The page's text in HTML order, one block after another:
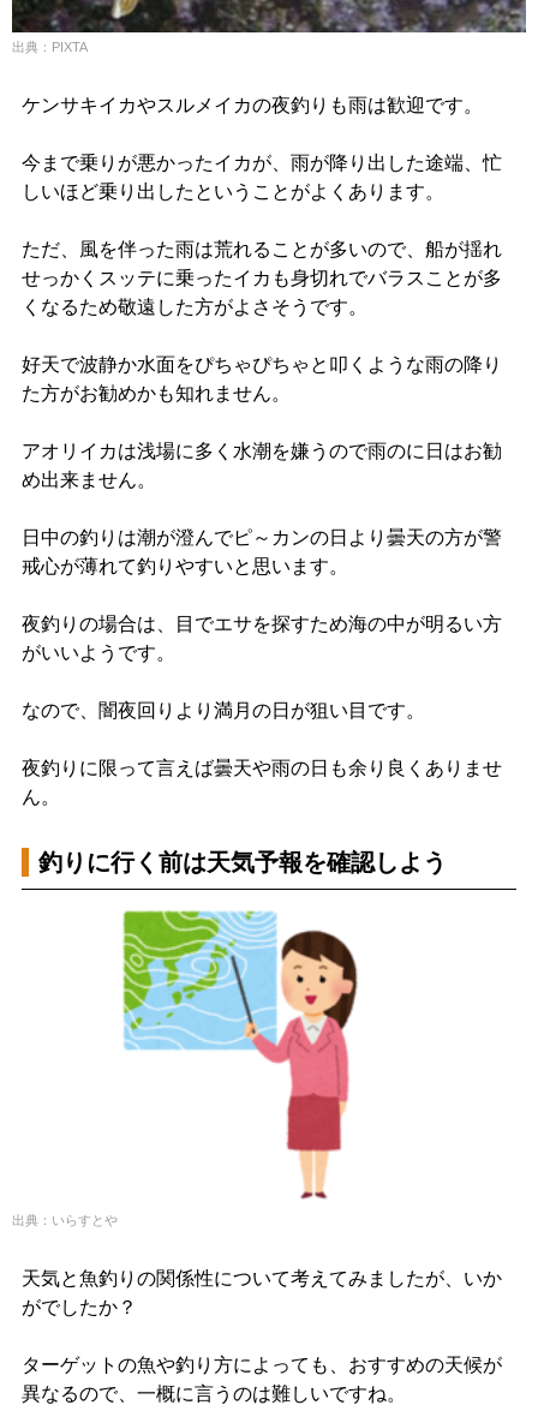
出典：PIXTA
ケンサキイカやスルメイカの夜釣りも雨は歓迎です。
今まで乗りが悪かったイカが、雨が降り出した途端、忙
しいほど乗り出したということがよくあります。
ただ、風を伴った雨は荒れることが多いので、船が揺れ
せっかくスッテに乗ったイカも身切れでバラスことが多
くなるため敬遠した方がよさそうです。
好天で波静か水面をぴちゃぴちゃと叩くような雨の降り
た方がお勧めかも知れません。
アオリイカは浅場に多く水潮を嫌うので雨のに日はお勧
め出来ません。
日中の釣りは潮が澄んでピ～カンの日より曇天の方が警
戒心が薄れて釣りやすいと思います。
夜釣りの場合は、目でエサを探すため海の中が明るい方
がいいようです。
なので、闇夜回りより満月の日が狙い目です。
夜釣りに限って言えば曇天や雨の日も余り良くありませ
ん。
釣りに行く前は天気予報を確認しよう
出典：いらすとや
天気と魚釣りの関係性について考えてみましたが、いか
がでしたか？
ターゲットの魚や釣り方によっても、おすすめの天候が
異なるので、一概に言うのは難しいですね。